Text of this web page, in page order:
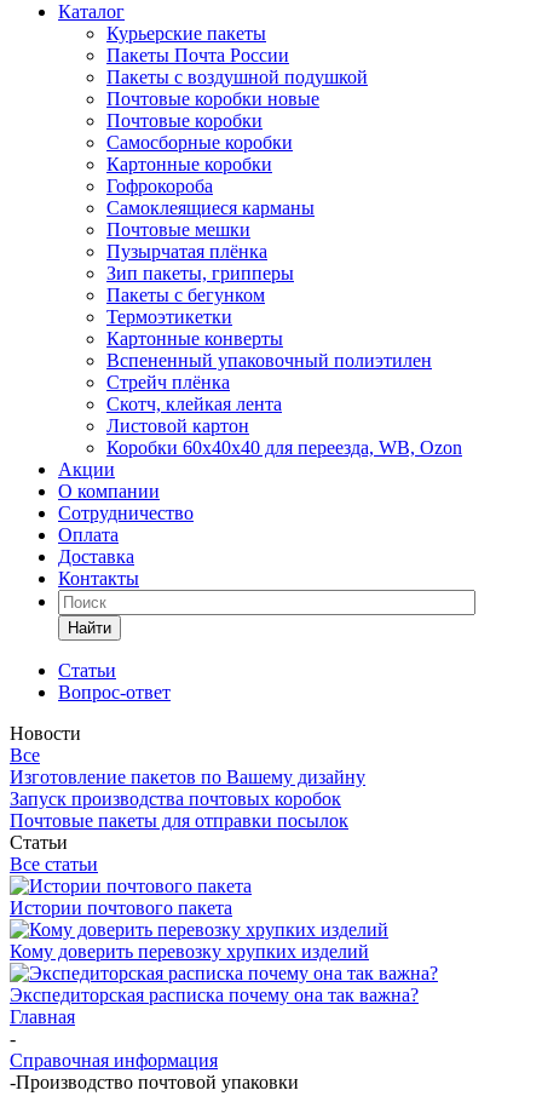
Каталог
Курьерские пакеты
Пакеты Почта России
Пакеты с воздушной подушкой
Почтовые коробки новые
Почтовые коробки
Самосборные коробки
Картонные коробки
Гофрокороба
Самоклеящиеся карманы
Почтовые мешки
Пузырчатая плёнка
Зип пакеты, грипперы
Пакеты с бегунком
Термоэтикетки
Картонные конверты
Вспененный упаковочный полиэтилен
Стрейч плёнка
Скотч, клейкая лента
Листовой картон
Коробки 60х40х40 для переезда, WB, Ozon
Акции
О компании
Сотрудничество
Оплата
Доставка
Контакты
Найти
Статьи
Вопрос-ответ
Новости
Все
Изготовление пакетов по Вашему дизайну
Запуск производства почтовых коробок
Почтовые пакеты для отправки посылок
Статьи
Все статьи
Истории почтового пакета
Кому доверить перевозку хрупких изделий
Экспедиторская расписка почему она так важна?
Главная
-
Справочная информация
-Производство почтовой упаковки